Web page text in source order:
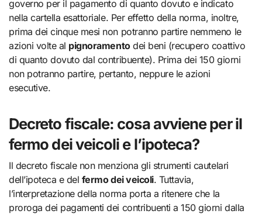
governo per il pagamento di quanto dovuto e indicato
nella cartella esattoriale. Per effetto della norma, inoltre,
prima dei cinque mesi non potranno partire nemmeno le
azioni volte al pignoramentodei beni (recupero coattivo
di quanto dovuto dal contribuente). Prima dei 150 giorni
non potranno partire, pertanto, neppure le azioni
esecutive.
Decreto fiscale: cosa avviene per il
fermo dei veicoli e l’ipoteca?
Il decreto fiscale non menziona gli strumenti cautelari
dell’ipoteca e del fermo dei veicoli. Tuttavia,
l’interpretazione della norma porta a ritenere che la
proroga dei pagamenti dei contribuenti a 150 giorni dalla